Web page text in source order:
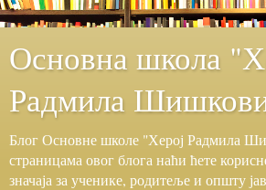
Основна школа
Радмила
Блог ‎Основне школе "Херој ‎Радмила
страницама овог блога наћи ћете
значаја за ученике, родитеље и општу